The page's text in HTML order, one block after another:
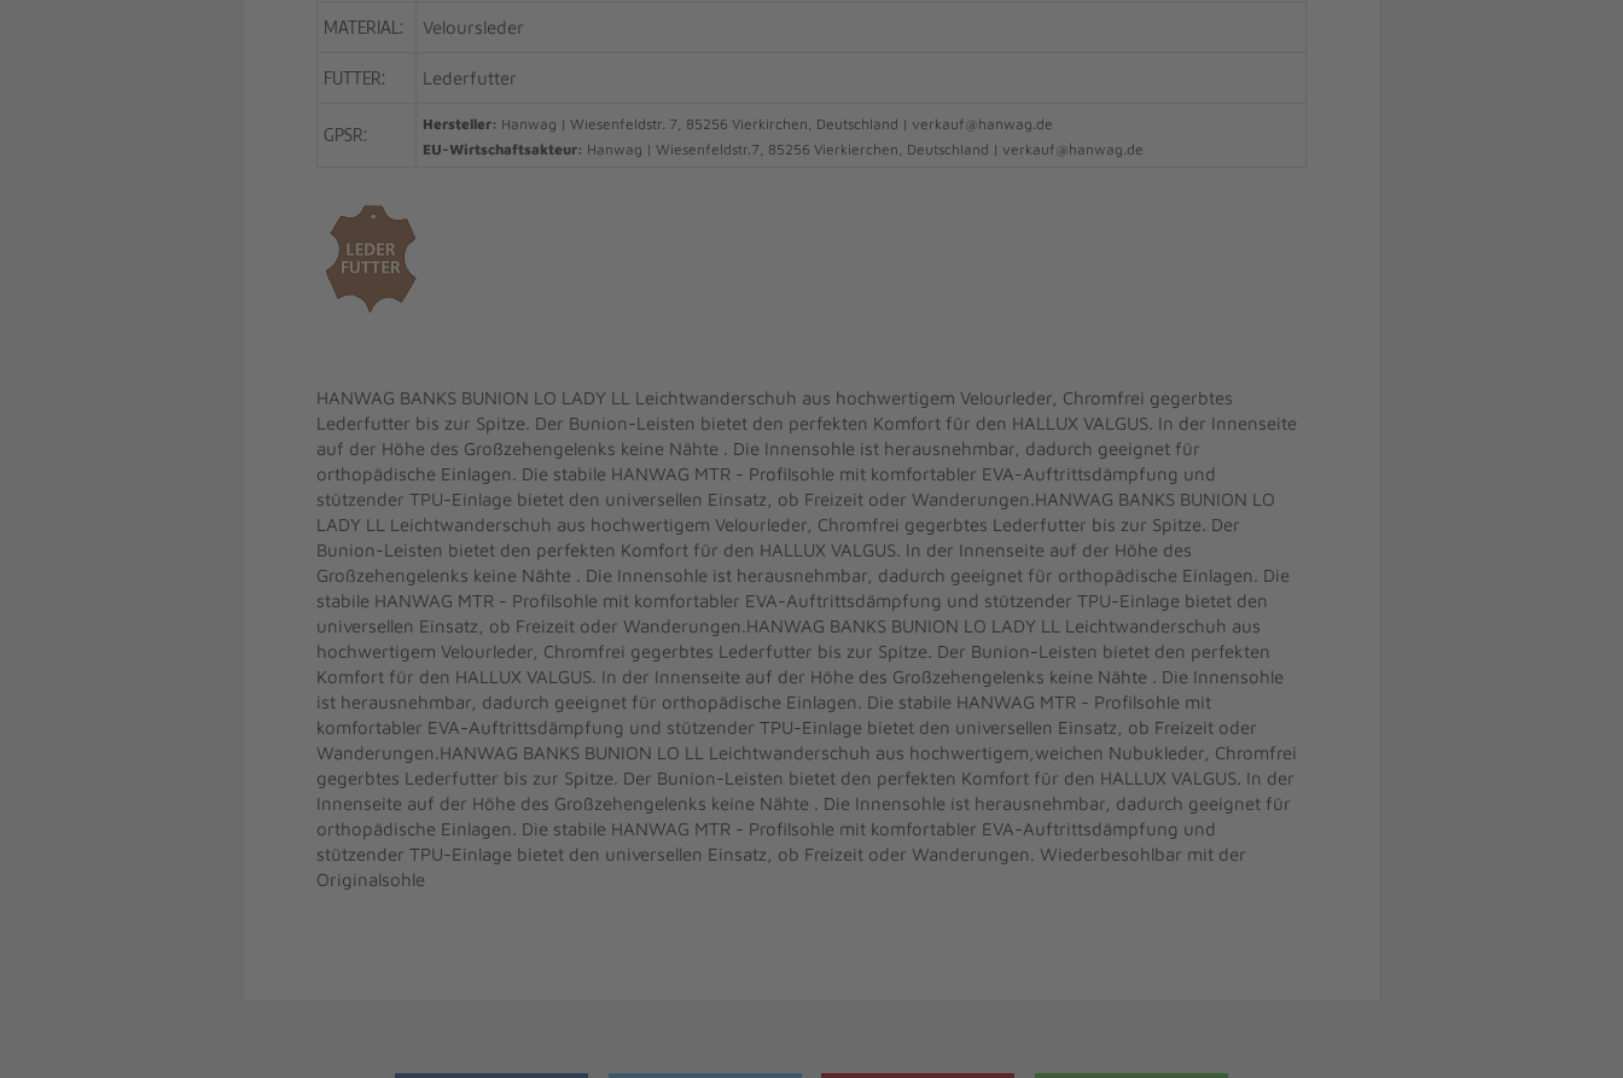
MATERIAL: Veloursleder
FUTTER: Lederfutter
GPSR: Hersteller: Hanwag | Wiesenfeldstr. 7, 85256 Vierkirchen, Deutschland | verkauf@hanwag.de
EU-Wirtschaftsakteur: Hanwag | Wiesenfeldstr.7, 85256 Vierkierchen, Deutschland | verkauf@hanwag.de
HANWAG BANKS BUNION LO LADY LL Leichtwanderschuh aus hochwertigem Velourleder, Chromfrei gegerbtes
Lederfutter bis zur Spitze. Der Bunion-Leisten bietet den perfekten Komfort für den HALLUX VALGUS. In der Innenseite
auf der Höhe des Großzehengelenks keine Nähte . Die Innensohle ist herausnehmbar, dadurch geeignet für
orthopädische Einlagen. Die stabile HANWAG MTR - Profilsohle mit komfortabler EVA-Auftrittsdämpfung und
stützender TPU-Einlage bietet den universellen Einsatz, ob Freizeit oder Wanderungen.HANWAG BANKS BUNION LO
LADY LL Leichtwanderschuh aus hochwertigem Velourleder, Chromfrei gegerbtes Lederfutter bis zur Spitze. Der
Bunion-Leisten bietet den perfekten Komfort für den HALLUX VALGUS. In der Innenseite auf der Höhe des
Großzehengelenks keine Nähte . Die Innensohle ist herausnehmbar, dadurch geeignet für orthopädische Einlagen. Die
stabile HANWAG MTR - Profilsohle mit komfortabler EVA-Auftrittsdämpfung und stützender TPU-Einlage bietet den
universellen Einsatz, ob Freizeit oder Wanderungen.HANWAG BANKS BUNION LO LADY LL Leichtwanderschuh aus
hochwertigem Velourleder, Chromfrei gegerbtes Lederfutter bis zur Spitze. Der Bunion-Leisten bietet den perfekten
Komfort für den HALLUX VALGUS. In der Innenseite auf der Höhe des Großzehengelenks keine Nähte . Die Innensohle
ist herausnehmbar, dadurch geeignet für orthopädische Einlagen. Die stabile HANWAG MTR - Profilsohle mit
komfortabler EVA-Auftrittsdämpfung und stützender TPU-Einlage bietet den universellen Einsatz, ob Freizeit oder
Wanderungen.HANWAG BANKS BUNION LO LL Leichtwanderschuh aus hochwertigem,weichen Nubukleder, Chromfrei
gegerbtes Lederfutter bis zur Spitze. Der Bunion-Leisten bietet den perfekten Komfort für den HALLUX VALGUS. In der
Innenseite auf der Höhe des Großzehengelenks keine Nähte . Die Innensohle ist herausnehmbar, dadurch geeignet für
orthopädische Einlagen. Die stabile HANWAG MTR - Profilsohle mit komfortabler EVA-Auftrittsdämpfung und
stützender TPU-Einlage bietet den universellen Einsatz, ob Freizeit oder Wanderungen. Wiederbesohlbar mit der
Originalsohle